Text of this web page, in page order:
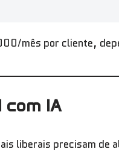
mês por cliente,
com IA
liberais precisam de